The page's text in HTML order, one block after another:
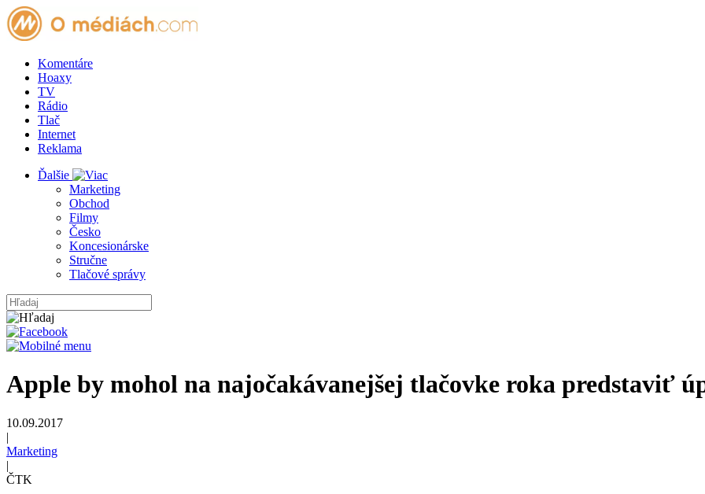
Komentáre
Hoaxy
TV
Rádio
Tlač
Internet
Reklama
Ďalšie
Marketing
Obchod
Filmy
Česko
Koncesionárske
Stručne
Tlačové správy
Apple by mohol na najočakávanejšej tlačovke roka predstaviť
10.09.2017
|
Marketing
|
ČTK